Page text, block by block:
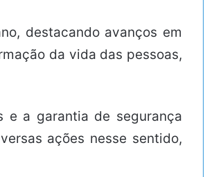
destacando avanços em
da vida das pessoas,
e a garantia de segurança
ações nesse sentido,